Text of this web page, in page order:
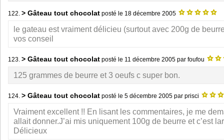
122. > Gâteau tout chocolat posté le 18 décembre 2005
le gateau est vraiment délicieu (surtout avec 200g de
vos conseil
123. > Gâteau tout chocolat posté le 11 décembre 2005 par foufou
125 grammes de beurre et 3 oeufs c super bon.
124. > Gâteau tout chocolat posté le 5 décembre 2005 par prisci
Vraiment excellent !! En lisant les commentaires, je me
allait donner.J’ai mis uniquement 100g de beurre et c’est
Délicieux